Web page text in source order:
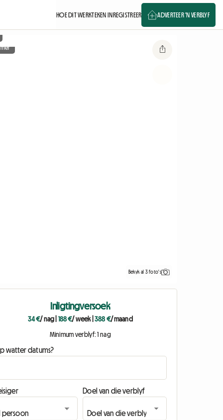
HOE DIT WERKTEKEN INREGISTREER ADVERTEER 'N VERBLYF
Bekyk al 3 foto's
Inligtingversoek
34 €/ nag 188 €/ week| 388 €/ maand
Minimum verblyf: 1 nag
watter datums?
Doel van die verblyf